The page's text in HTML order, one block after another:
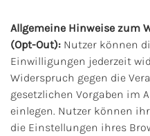
Allgemeine Hinweise zum
(Opt-Out): Nutzer können
Einwilligungen jederzeit
Widerspruch gegen die
gesetzlichen Vorgaben im
einlegen. Nutzer können
die Einstellungen ihres